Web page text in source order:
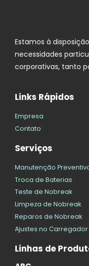
Estamos à
necessidades
corporativas, tanto
Links Rápidos
Empresa
Contato
Serviços
Manutenção
Troca de Baterias
Teste de Nobreak
Limpeza de Nobreak
Reparos de Nobreak
Ajustes no Carregador
Linhas de